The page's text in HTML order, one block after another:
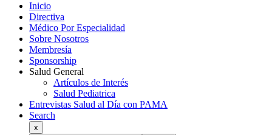
Inicio
Directiva
Médico Por Especialidad
Sobre Nosotros
Membresía
Sponsorship
Salud General
Artículos de Interés
Salud Pediatrica
Entrevistas Salud al Día con PAMA
Search
x